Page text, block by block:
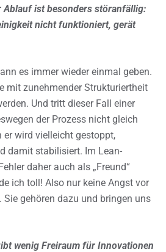
Ablauf ist besonders störanfällig:
nicht funktioniert, gerät
es immer wieder einmal geben.
mit zunehmender Strukturiertheit
Und tritt dieser Fall einer
der Prozess nicht gleich
er wird vielleicht gestoppt,
damit stabilisiert. Im Lean-
daher auch als „Freund“
ich toll! Also nur keine Angst vor
Sie gehören dazu und bringen uns
wenig Freiraum für Innovationen